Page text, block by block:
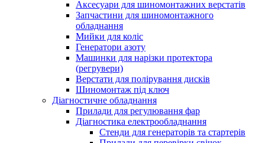
Аксесуари для шиномонтажних верстатів
Запчастини для шиномонтажного
обладнання
Мийки для коліс
Генератори азоту
Машинки для нарізки протектора
(регрувери)
Верстати для полірування дисків
Шиномонтаж під ключ
Діагностичне обладнання
Прилади для регулювання фар
Діагностика електрообладнання
Стенди для генераторів та стартерів